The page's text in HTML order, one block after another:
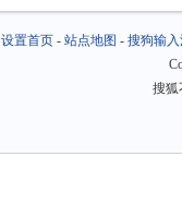
设置首页- 站点地图 - 搜狗输入
搜狐